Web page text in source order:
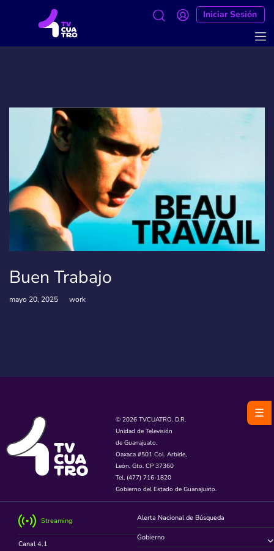
Iniciar Sesión
Buen Trabajo
mayo 20, 2025 work
© 2026 TVCUATRO. D.R.
Unidad de Televisión
de Guanajuato.
Oaxaca #501 Col. Arbide,
León, Gto. CP 37360
Tel. (477) 716-1820
Gobierno del Estado de Guanajuato.
Streaming
Canal 4.1
Alerta Nacional de Búsqueda
Gobierno
☰